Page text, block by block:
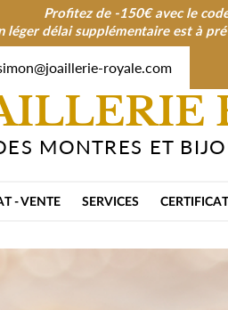
Profitez de -150€ avec le
léger délai supplémentaire est à
royale.com
MONTRES ET
- VENTE SERVICES